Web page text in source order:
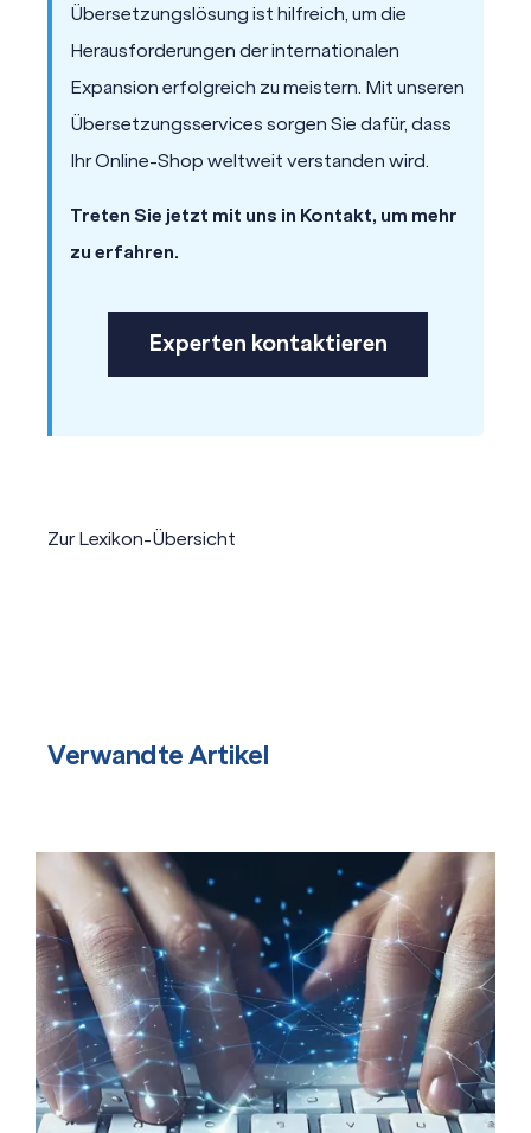
Übersetzungslösung ist hilfreich, um die
Herausforderungen der internationalen
Expansion erfolgreich zu meistern. Mit unseren
Übersetzungsservices sorgen Sie dafür, dass
Ihr Online-Shop weltweit verstanden wird.
Treten Sie jetzt mit uns in Kontakt, um mehr
zu erfahren.
Experten kontaktieren
Zur Lexikon-Übersicht
Verwandte Artikel